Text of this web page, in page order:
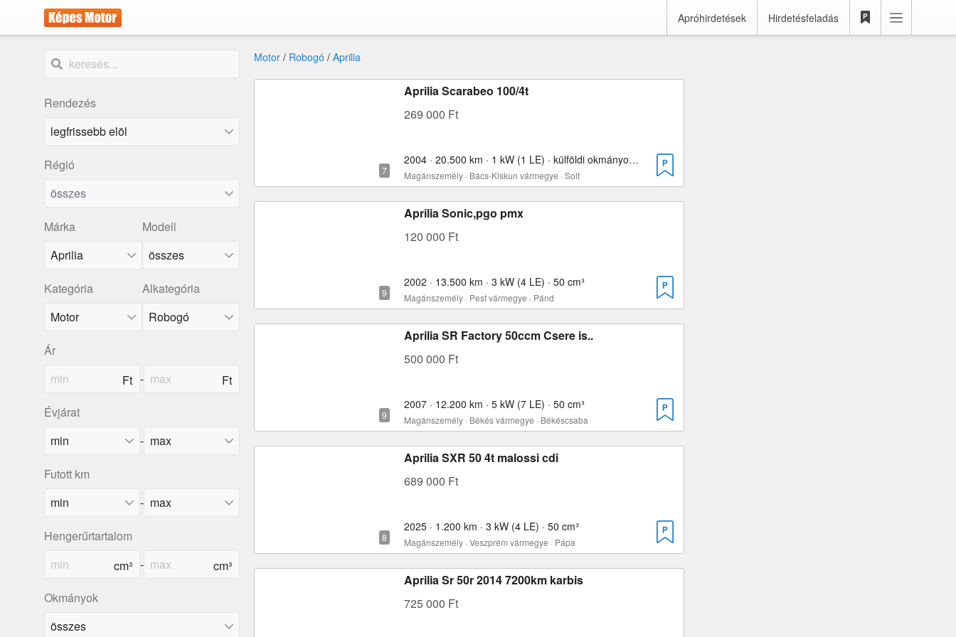
Apróhirdetések Hirdetésfeladás
Rendezés
Régió
összes
Márka
Aprilia
Modell
összes
Kategória Alkategória
Ár
-
Évjárat
-
Futott km
-
Hengerűrtartalom
-
Okmányok
Motor / Robogó / Aprilia
Aprilia Scarabeo 100/4t
269 000 Ft
2004 · 20.500 km · 1 kW (1 LE) · külföldi okmányokkal · 100 cm³
Magánszemély · Bács-Kiskun vármegye · Solt
Aprilia Sonic,pgo pmx
120 000 Ft
2002 · 13.500 km · 3 kW (4 LE) · 50 cm³
Magánszemély · Pest vármegye · Pánd
Aprilia SR Factory 50ccm Csere is..
500 000 Ft
2007 · 12.200 km · 5 kW (7 LE) · 50 cm³
Magánszemély · Békés vármegye · Békéscsaba
Aprilia SXR 50 4t malossi cdi
689 000 Ft
2025 · 1.200 km · 3 kW (4 LE) · 50 cm³
Magánszemély · Veszprém vármegye · Pápa
Aprilia Sr 50r 2014 7200km karbis
725 000 Ft